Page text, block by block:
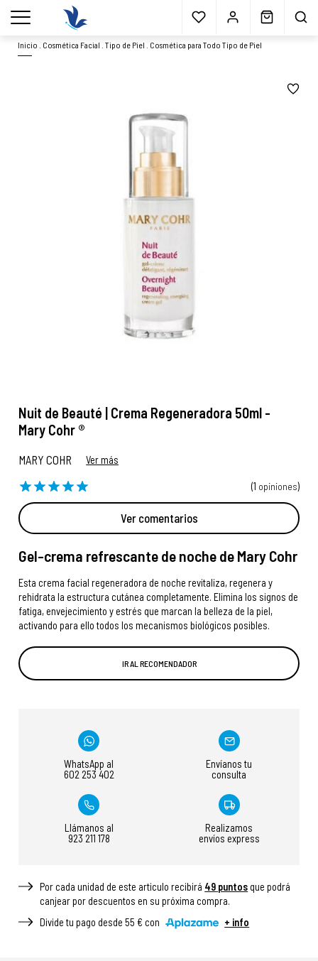
Envío gratisa partir 40€* Muestras gratis Blog
menu
Inicio Cosmética Facial .Tipo de Piel Cosmética para Todo Tipo de Piel
Nuit de Beauté | Crema Regeneradora 50ml -
Mary Cohr ®
MARY COHR Ver más
(1 opiniones)
Ver comentarios
Gel-crema refrescante de noche de Mary Cohr
Esta crema facial regeneradora de noche revitaliza, regenera y
rehidrata la estructura cutánea completamente. Elimina los signos de
fatiga, envejecimiento y estrés que marcan la belleza de la piel,
activando para ello todos los mecanismos biológicos posibles.
IR AL RECOMENDADOR
WhatsApp al
602 253 402
Envíanos tu
consulta
Llámanos al
923 211 178
Realizamos
envíos express
Por cada unidad de este articulo recibirá 49 puntos que podrá
canjear por descuentos en su próxima compra.
Divide tu pago desde 55 € con
+ info